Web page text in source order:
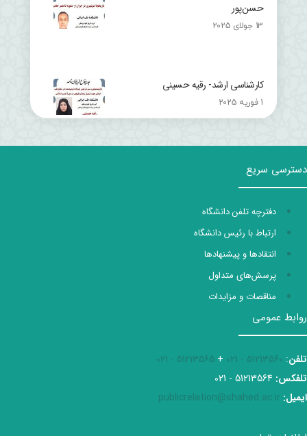
حسن‌پور
13 جولای 2025
کارشناسی ارشد- رقیه حسینی
1 فوریه 2025
دسترسی سریع
دفترچه تلفن دانشگاه
ارتباط با رئیس دانشگاه
انتقادها و پیشنهادها
پرسش‌های متداول
مناقصات و مزایدات
روابط عمومی
تلفن:
51213560 - 021
+
51213565 - 021
تلفکس:
ایمیل: publicrelation@shahed.ac.ir